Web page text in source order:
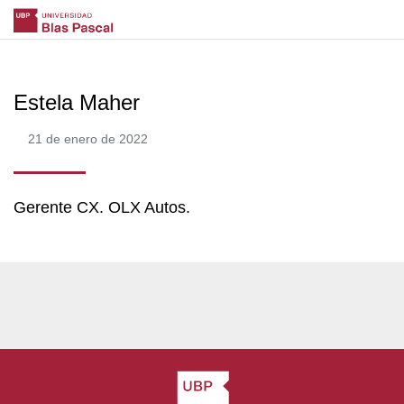
Estela Maher
21 de enero de 2022
Gerente CX. OLX Autos.